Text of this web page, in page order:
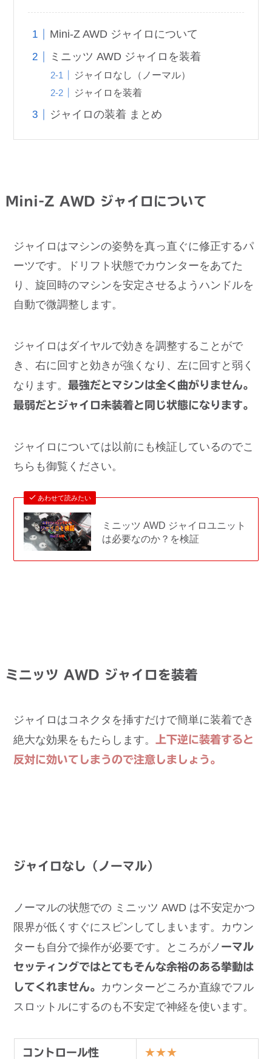
Mini-Z AWD ジャイロについて
ミニッツ AWD ジャイロを装着
ジャイロなし（ノーマル）
ジャイロを装着
ジャイロの装着 まとめ
Mini-Z AWD ジャイロについて
ジャイロはマシンの姿勢を真っ直ぐに修正するパ
ーツです。ドリフト状態でカウンターをあてた
り、旋回時のマシンを安定させるようハンドルを
自動で微調整します。
ジャイロはダイヤルで効きを調整することがで
き、右に回すと効きが強くなり、左に回すと弱く
なります。最強だとマシンは全く曲がりません。
最弱だとジャイロ未装着と同じ状態になります。
ジャイロについては以前にも検証しているのでこ
ちらも御覧ください。
あわせて読みたい
ミニッツ AWD ジャイロユニット
は必要なのか？を検証
ミニッツ AWD ジャイロを装着
ジャイロはコネクタを挿すだけで簡単に装着でき
絶大な効果をもたらします。 上下逆に装着すると
反対に効いてしまうので注意しましょう。
ジャイロなし（ノーマル）
ノーマルの状態での ミニッツ AWD は不安定かつ
限界が低くすぐにスピンしてしまいます。カウン
ターも自分で操作が必要です。ところがノ ーマル
セッティングではとてもそんな余裕のある挙動は
してくれません。 カウンターどころか直線でフル
スロットルにするのも不安定で神経を使います。
コントロール性 ★★★